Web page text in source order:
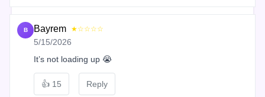
B Bayrem ★☆☆☆☆
5/15/2026
It’s not loading up 😭
👍 15 Reply